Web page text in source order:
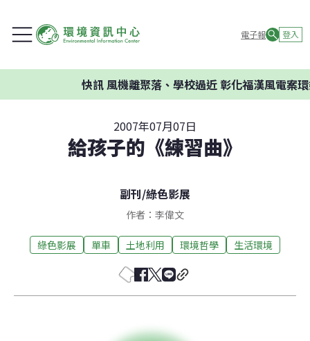
電子報 登入
快訊風機離聚落、學校過近 彰化福漢風電案環委
2007年07月07日
給孩子的《練習曲》
副刊/綠色影展
作者：李偉文
綠色影展 單車 土地利用 環境哲學 生活環境